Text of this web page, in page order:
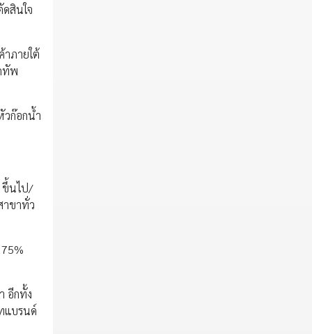
สินใจ
ภายใต้
ทัพ
วก๊อกน้ำ
ขึ้นไป/
าขาทั่ว
อีกทั้ง
แบรนด์